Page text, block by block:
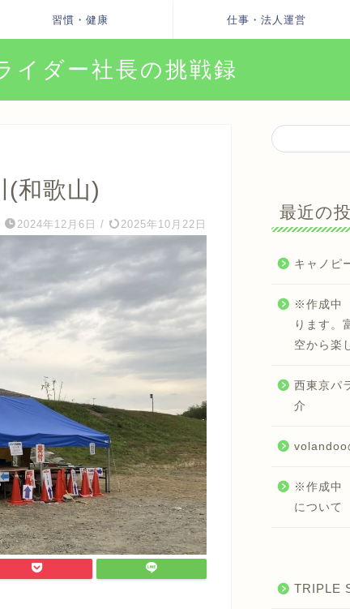
習慣・健康 仕事・法人運営
イダー社長の挑戦録
和歌山)
2024年12月6日 / 2025年10月22日
最近の
キャノピ
※作成中
ります。
空から楽
西東京パ
介
volandoo
※作成中
について
TRIPLE